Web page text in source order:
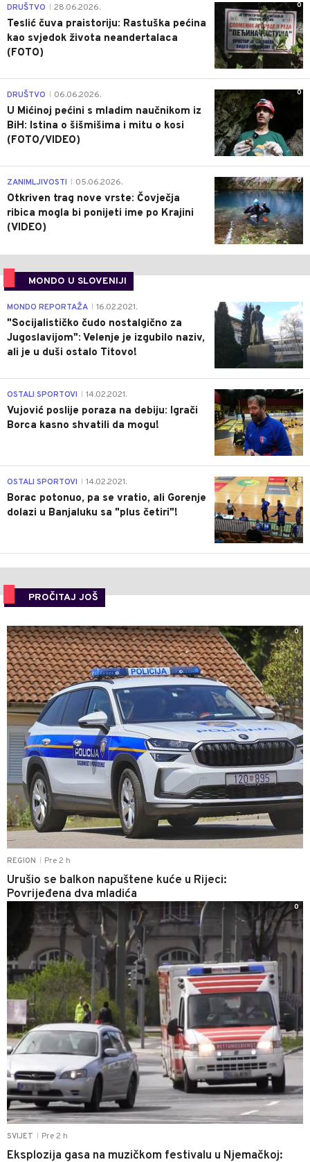
0
DRUŠTVO 28.06.2026.
Teslić čuva praistoriju: Rastuška pećina
kao svjedok života neandertalaca
(FOTO)
0
DRUŠTVO 06.06.2026.
U Mićinoj pećini s mladim naučnikom iz
BiH: Istina o šišmišima i mitu o kosi
(FOTO/VIDEO)
0
ZANIMLJIVOSTI 05.06.2026.
Otkriven trag nove vrste: Čovječja
ribica mogla bi ponijeti ime po Krajini
(VIDEO)
MONDO U SLOVENIJI
4
MONDO REPORTAŽA 16.02.2021.
"Socijalističko čudo nostalgično za
Jugoslavijom": Velenje je izgubilo naziv,
ali je u duši ostalo Titovo!
1
OSTALI SPORTOVI 14.02.2021.
Vujović poslije poraza na debiju: Igrači
Borca kasno shvatili da mogu!
3
OSTALI SPORTOVI 14.02.2021.
Borac potonuo, pa se vratio, ali Gorenje
dolazi u Banjaluku sa "plus četiri"!
PROČITAJ JOŠ
REGION Pre 2 h
Urušio se balkon napuštene kuće u Rijeci:
Povrijeđena dva mladića
0
SVIJET Pre 2 h
Eksplozija gasa na muzičkom festivalu u Njemačkoj:
0